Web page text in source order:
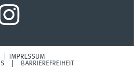
IMPRESSUM
BARRIEREFREIHEIT